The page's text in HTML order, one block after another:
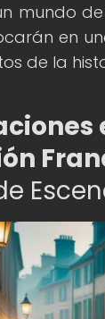
mundo
en
de la